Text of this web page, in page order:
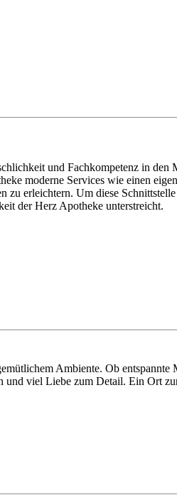
und Fachkompetenz in den
moderne Services wie einen
erleichtern. Um diese
der Herz Apotheke unterstreicht.
Ambiente. Ob entspannte
und viel Liebe zum Detail. Ein Ort